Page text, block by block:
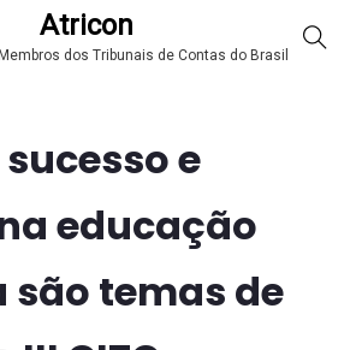
Atricon
dos Tribunais de Contas do Brasil
e
educação
temas de